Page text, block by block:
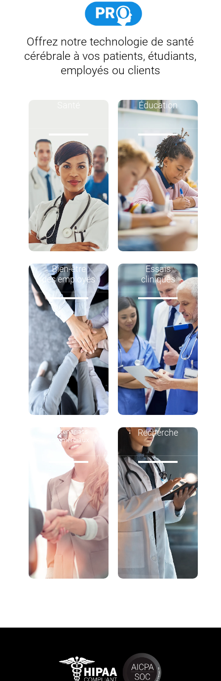
Offrez notre technologie de santé
cérébrale à vos patients, étudiants,
employés ou clients
Éducation
Bien-être
des employés
Essais
cliniques
Partenariats
commerciaux
Recherche